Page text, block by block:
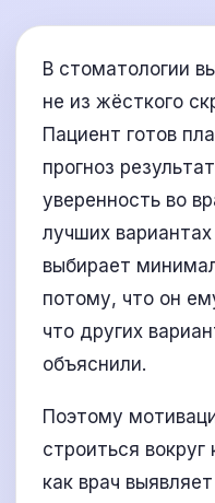
В стоматологии
не из жёсткого
Пациент готов
прогноз
уверенность во
лучших
выбирает
потому, что он
что других
объяснили.
Поэтому
строиться
как врач